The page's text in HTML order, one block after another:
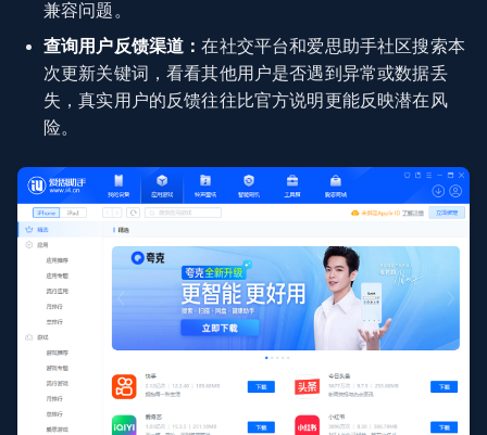
兼容问题。
查询用户反馈渠道：在社交平台和爱思助手社区搜索本
次更新关键词，看看其他用户是否遇到异常或数据丢
失，真实用户的反馈往往比官方说明更能反映潜在风
险。